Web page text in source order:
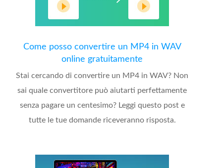
Come posso convertire un MP4 in WAV
online gratuitamente
Stai cercando di convertire un MP4 in WAV? Non
sai quale convertitore può aiutarti perfettamente
senza pagare un centesimo? Leggi questo post e
tutte le tue domande riceveranno risposta.